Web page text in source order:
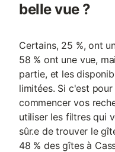
belle vue ?
Certains, 25 %, ont
58 % ont une vue,
partie, et les
limitées. Si c'est
commencer vos
utiliser les filtres qui
sûr.e de trouver le
48 % des gîtes à